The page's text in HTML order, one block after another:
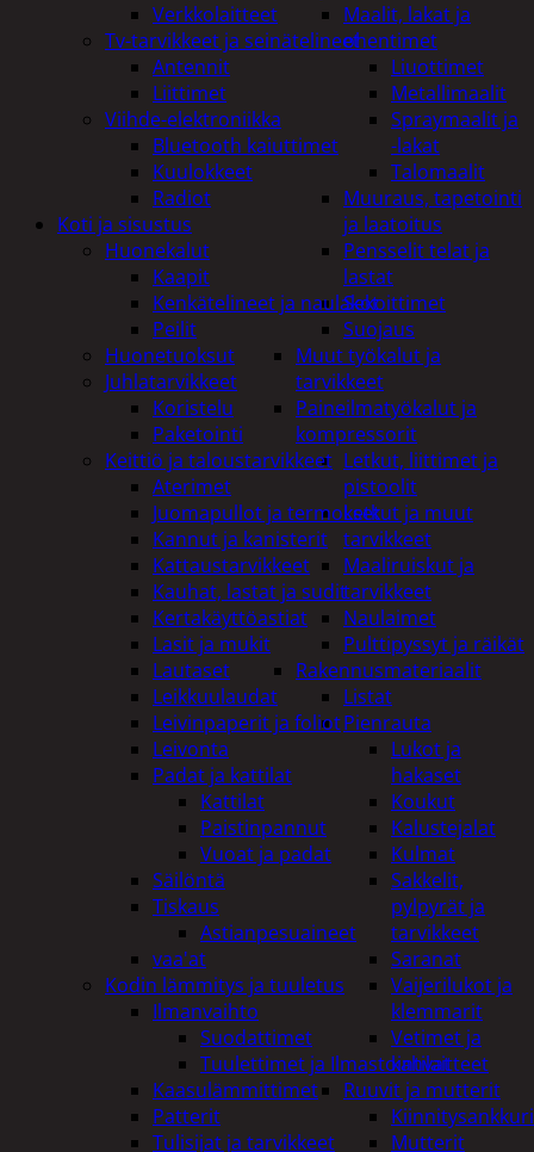
Maalit, lakat ja
ohentimet
Liuottimet
Metallimaalit
Spraymaalit ja
-lakat
Talomaalit
Muuraus, tapetointi
ja laatoitus
Pensselit telat ja
lastat
Sekoittimet
Suojaus
Muut työkalut ja
tarvikkeet
Paineilmatyökalut ja
kompressorit
Letkut, liittimet ja
pistoolit
Letkut ja muut
tarvikkeet
Maaliruiskut ja
tarvikkeet
Naulaimet
Pulttipyssyt ja räikät
Rakennusmateriaalit
Listat
Pienrauta
Lukot ja
hakaset
Koukut
Kalustejalat
Kulmat
Sakkelit,
pylpyrät ja
tarvikkeet
Saranat
Vaijerilukot ja
klemmarit
Vetimet ja
kahvat
Ruuvit ja mutterit
Mutterit
Verkkolaitteet
Tv-tarvikkeet ja seinätelineet
Antennit
Liittimet
Viihde-elektroniikka
Bluetooth kaiuttimet
Kuulokkeet
Radiot
Koti ja sisustus
Huonekalut
Kaapit
Kenkätelineet ja naulakot
Peilit
Huonetuoksut
Juhlatarvikkeet
Koristelu
Paketointi
Keittiö ja taloustarvikkeet
Aterimet
Juomapullot ja termokset
Kannut ja kanisterit
Kattaustarvikkeet
Kauhat, lastat ja sudit
Kertakäyttöastiat
Lasit ja mukit
Lautaset
Leikkuulaudat
Leivinpaperit ja foliot
Leivonta
Padat ja kattilat
Kattilat
Paistinpannut
Vuoat ja padat
Säilöntä
Tiskaus
Astianpesuaineet
vaa'at
Kodin lämmitys ja tuuletus
Ilmanvaihto
Suodattimet
Tuulettimet ja Ilmastointilaitteet
Kaasulämmittimet
Patterit
Tulisijat ja tarvikkeet